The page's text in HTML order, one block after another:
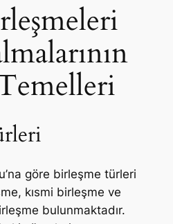
göre birleşme türleri
kısmi birleşme ve
bulunmaktadır.